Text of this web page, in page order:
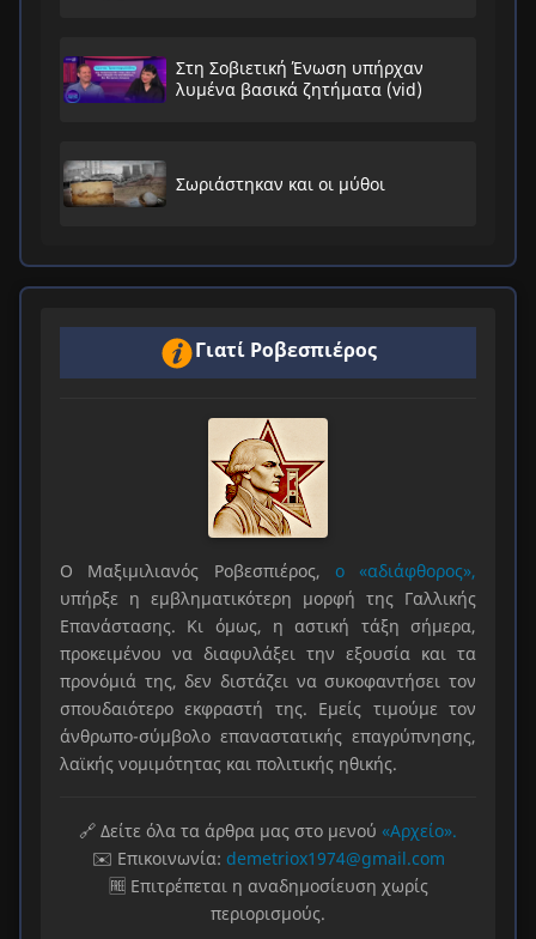
Στη Σοβιετική Ένωση υπήρχαν
λυμένα βασικά ζητήματα (vid)
Σωριάστηκαν και οι μύθοι
Γιατί Ροβεσπιέρος
Ο Μαξιμιλιανός Ροβεσπιέρος, ο «αδιάφθορος»,
υπήρξε η εμβληματικότερη μορφή της Γαλλικής
Επανάστασης. Κι όμως, η αστική τάξη σήμερα,
προκειμένου να διαφυλάξει την εξουσία και τα
προνόμιά της, δεν διστάζει να συκοφαντήσει τον
σπουδαιότερο εκφραστή της. Εμείς τιμούμε τον
άνθρωπο-σύμβολο επαναστατικής επαγρύπνησης,
λαϊκής νομιμότητας και πολιτικής ηθικής.
🔗 Δείτε όλα τα άρθρα μας στο μενού «Αρχείο».
✉️ Επικοινωνία: demetriox1974@gmail.com
🆓 Επιτρέπεται η αναδημοσίευση χωρίς
περιορισμούς.